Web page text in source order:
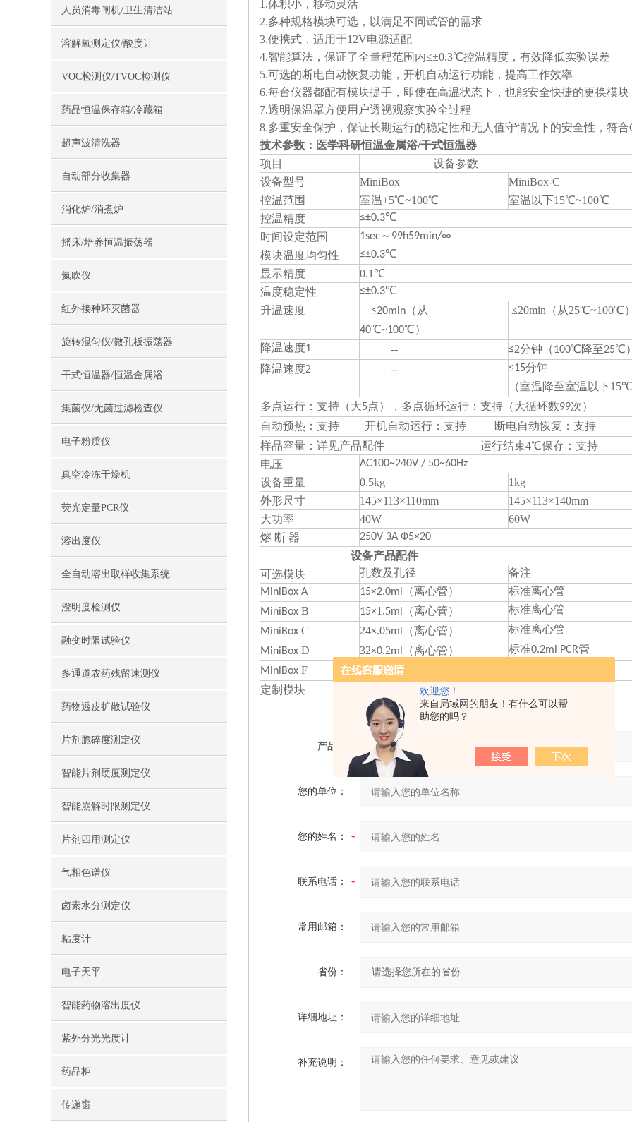
欢迎您！
来自局域网的朋友！有什么可以帮
助您的吗？
人员消毒闸机/卫生清洁站
溶解氧测定仪/酸度计
VOC检测仪/TVOC检测仪
药品恒温保存箱/冷藏箱
超声波清洗器
自动部分收集器
消化炉/消煮炉
摇床/培养恒温振荡器
氮吹仪
红外接种环灭菌器
旋转混匀仪/微孔板振荡器
干式恒温器/恒温金属浴
集菌仪/无菌过滤检查仪
电子粉质仪
真空冷冻干燥机
荧光定量PCR仪
溶出度仪
全自动溶出取样收集系统
澄明度检测仪
融变时限试验仪
多通道农药残留速测仪
药物透皮扩散试验仪
片剂脆碎度测定仪
智能片剂硬度测定仪
智能崩解时限测定仪
片剂四用测定仪
气相色谱仪
卤素水分测定仪
粘度计
电子天平
智能药物溶出度仪
紫外分光光度计
药品柜
传递窗
1.体积小，移动灵活
2.多种规格模块可选，以满足不同试管的需求
3.便携式，适用于12V电源适配
4.智能算法，保证了全量程范围内≤±0.3℃控温精度，有效降低实验误差
5.可选的断电自动恢复功能，开机自动运行功能，提高工作效率
6.每台仪器都配有模块提手，即使在高温状态下，也能安全快捷的更换模块
7.透明保温罩方便用户透视观察实验全过程
8.多重安全保护，保证长期运行的稳定性和无人值守情况下的安全性，符合
技术参数： 医学科研恒温金属浴/干式恒温器
项目
设备参数
设备型号
MiniBox
MiniBox-C
控温范围
室温+5℃~100℃
室温以下15℃~100℃
控温精度
≤±0.3℃
时间设定范围 1sec～99h59min/∞
模块温度均匀性 ≤±0.3℃
显示精度
0.1℃
温度稳定性
≤±0.3℃
升温速度
≤20min（从
40℃~100℃）
≤20min（从25℃~100℃）
降温速度1 -- ≤2分钟（100℃降至25℃）
降温速度2 --
≤15分钟
（室温降至室温以下15℃
多点运行 ： 支持（大5点） ， 多点循环运行 ： 支持（大循环数99次）
自动预热 ：支持 开机自动运行：支持 断电自动恢复：支持
样品容量：详见产品配件 运行结束4℃保存：支持
电压
AC100~240V / 50~60Hz
设备重量 0.5kg
1kg
外形尺寸
145×113×110mm
145×113×140mm
大功率
40W
60W
熔 断 器
250V 3A Ф5×20
设备产品配件
可选模块
孔数及孔径
备注
MiniBox A
15×2.0ml（离心管）
标准离心管
MiniBox B 15×1.5ml（离心管）
标准离心管
MiniBox C 24×.05ml（离心管）
标准离心管
MiniBox D 32×0.2ml（离心管）
标准0.2ml PCR管
MiniBox F 32×0.2ml（离心管）
定制模块
产品：
您的单位：
您的姓名：
联系电话：
常用邮箱：
省份：
详细地址：
补充说明：